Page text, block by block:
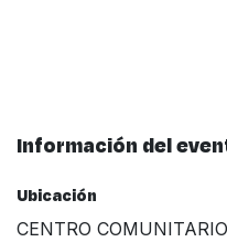
Información del
Ubicación
CENTRO